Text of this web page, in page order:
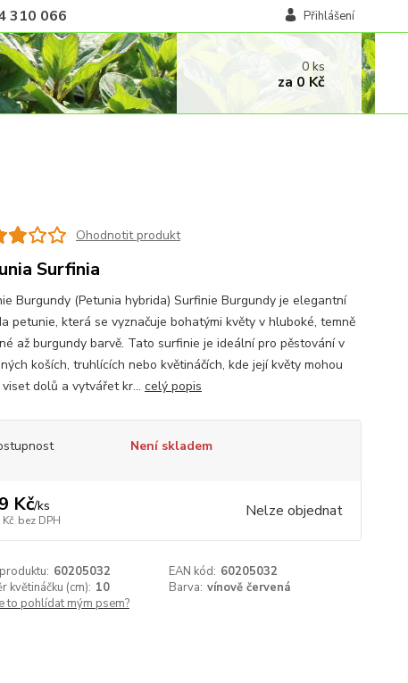
Přihlášení
310 066
0ks
za 0 Kč
Ohodnotit produkt
Surfinia
Burgundy (Petunia hybrida) Surfinie Burgundy je elegantní
petunie, která se vyznačuje bohatými květy v hluboké, temně
až burgundy barvě. Tato surfinie je ideální pro pěstování v
koších, truhlících nebo květináčích, kde její květy mohou
dolů a vytvářet kr... celý popis
Není skladem
Kč/ks
bez DPH Nelze objednat
60205032 EAN kód: 60205032
květináčku (cm): 10 Barva: vínově červená
to pohlídat mým psem?